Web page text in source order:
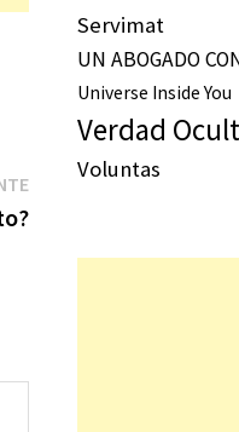
Entrada
siguiente:
Servimat
UN ABOGADO
Universe Inside You
Verdad
Voluntas